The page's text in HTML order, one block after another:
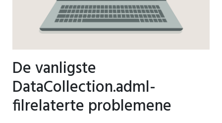
De vanligste
DataCollection.adml-
filrelaterte problemene